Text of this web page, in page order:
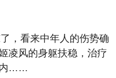
，看来中年人的伤势确
凌风的身躯扶稳，治疗
内……